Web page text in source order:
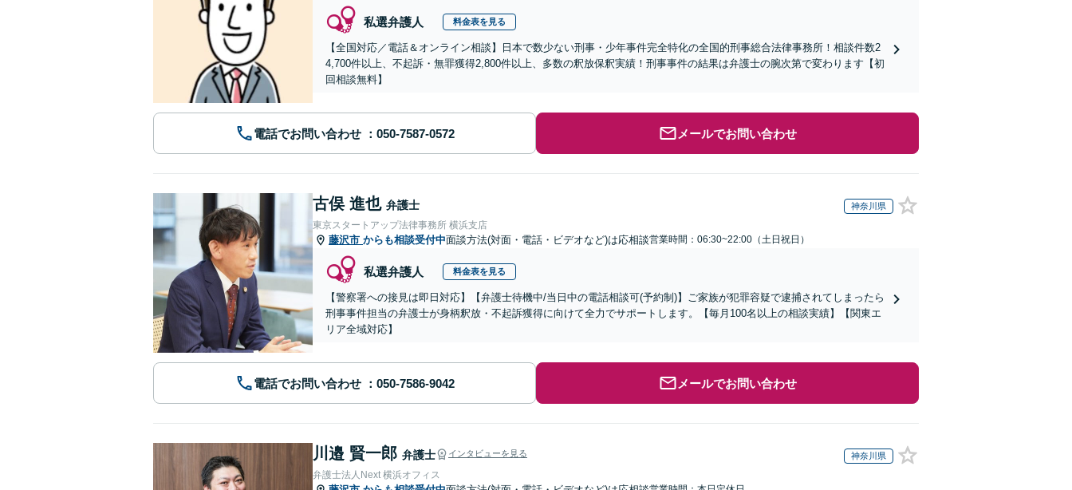
私選弁護人 料金表を見る
【全国対応／電話＆オンライン相談】日本で数少ない刑事・少年事件完全特化の全国的刑事総合法律事務所！相談件数2
4,700件以上、不起訴・無罪獲得2,800件以上、多数の釈放保釈実績！刑事事件の結果は弁護士の腕次第で変わります【初
回相談無料】
電話でお問い合わせ メールでお問い合わせ
古俣 進也 弁護士 神奈川県
東京スタートアップ法律事務所 横浜支店
藤沢市 からも相談受付中面談方法(対面・電話・ビデオなど)は応相談営業時間：06:30~22:00（土日祝日）
私選弁護人 料金表を見る
【警察署への接見は即日対応】【弁護士待機中/当日中の電話相談可(予約制)】ご家族が犯罪容疑で逮捕されてしまったら
刑事事件担当の弁護士が身柄釈放・不起訴獲得に向けて全力でサポートします。【毎月100名以上の相談実績】【関東エ
リア全域対応】
電話でお問い合わせ メールでお問い合わせ
川邉 賢一郎 弁護士 インタビューを見る 神奈川県
弁護士法人Next 横浜オフィス